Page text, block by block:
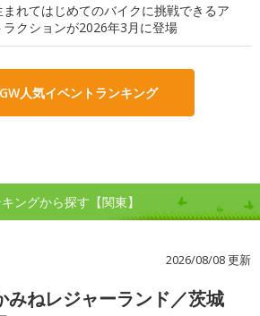
まれてはじめてのバイクに挑戦できるア
ラクションが2026年3月に登場
人気イベントランキング
ングから探す【関東】
2026/08/08 更新
みねレジャーランド／茨城